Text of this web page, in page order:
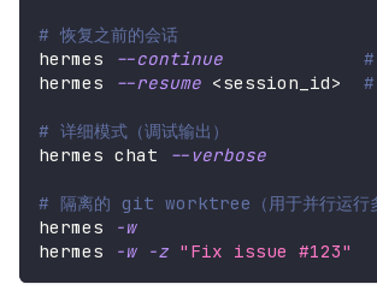
# 恢复之前的会话
hermes
--continue
hermes
--resume <session_id>
# 详细模式（调试输出）
hermes chat
--verbose
# 隔离的 git worktree（用于并行运行
hermes
-w
hermes
-w -z "Fix issue #123"